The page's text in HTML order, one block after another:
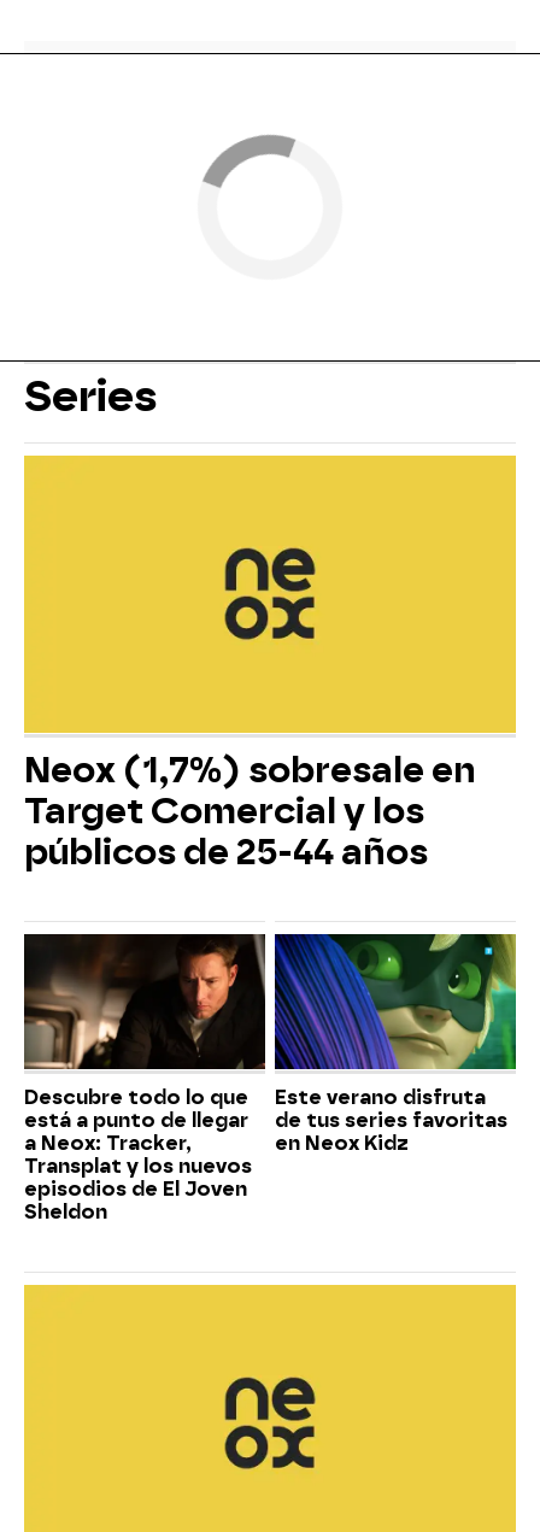
Series
Neox (1,7%) sobresale en
Target Comercial y los
públicos de 25-44 años
Descubre todo lo que
está a punto de llegar
a Neox: Tracker,
Transplat y los nuevos
episodios de El Joven
Sheldon
Este verano disfruta
de tus series favoritas
en Neox Kidz